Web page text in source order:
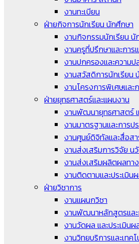
งานทะเบียน
ฝ่ายกิจการนักเรียน นักศึกษา
งานกิจกรรมนักเรียน นั
งานครูที่ปรึกษาและการ
งานปกครองและความ
งานสวัสดิการนักเรียน
งานโครงการพิเศษและ
ฝ่ายยุทธศาสตร์และแผนงาน
งานพัฒนายุทธศาสตร์
งานมาตรฐานและการ
งานศูนย์ดิจิทัลและสื่อส
งานส่งเสริมการวิจัย น
งานส่งเสริมผลิตผลทา
งานติดตามและประเมิน
ฝ่ายวิชาการ
งานแผนกวิชา
งานพัฒนาหลักสูตรและ
งานวัดผล และประเมินผ
งานวิทยบริการและเทค